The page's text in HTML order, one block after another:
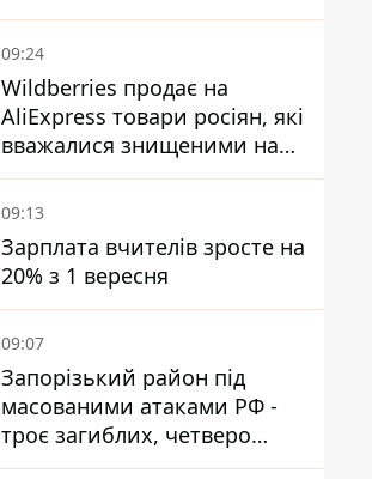
09:24
Wildberries продає на
AliExpress товари росіян, які
вважалися знищеними на
складах
09:13
Зарплата вчителів зросте на
20% з 1 вересня
09:07
Запорізький район під
масованими атаками РФ -
троє загиблих, четверо
поранених